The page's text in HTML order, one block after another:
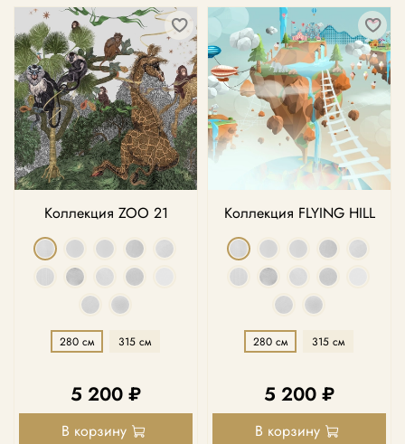
Коллекция ZOO 21
280 см 315 см
5 200 ₽
В корзину
Коллекция FLYING HILL
280 см 315 см
5 200 ₽
В корзину